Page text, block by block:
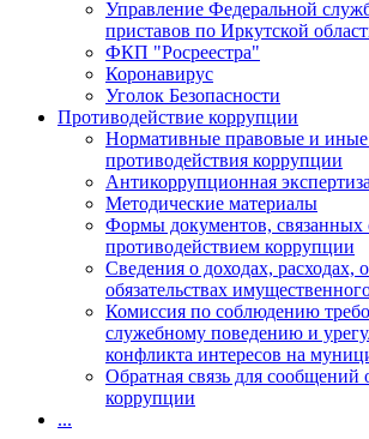
Управление Федеральной
приставов по Иркутской
ФКП "Росреестра"
Коронавирус
Уголок Безопасности
Противодействие коррупции
Нормативные правовые и иные
противодействия коррупции
Антикоррупционная экспертиза
Методические материалы
Формы документов, связанных
противодействием коррупции
Сведения о доходах, расходах,
обязательствах
Комиссия по соблюдению
служебному поведению и
конфликта интересов на
Обратная связь для сообщений
коррупции
...